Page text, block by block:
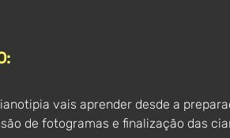
vais aprender desde a
de fotogramas e finalização das